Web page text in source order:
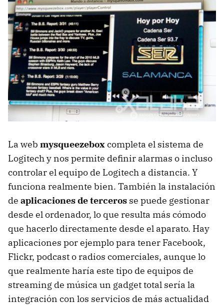
La web mysqueezeboxcompleta el sistema de
Logitech y nos permite definir alarmas o incluso
controlar el equipo de Logitech a distancia. Y
funciona realmente bien. También la instalación
de aplicaciones de terceros se puede gestionar
desde el ordenador, lo que resulta más cómodo
que hacerlo directamente desde el aparato. Hay
aplicaciones por ejemplo para tener Facebook,
Flickr, podcast o radios comerciales, aunque lo
que realmente haría este tipo de equipos de
streaming de música un gadget total sería la
integración con los servicios de más actualidad